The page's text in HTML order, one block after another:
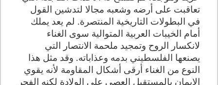
تعاقبت على أرضه وشعبه مجالا لتدشين القول
في البطولات التاريخية المنتصرة. لم يعد يملك
أمام الخيبات العربية المتوالية سوى الغناء
لانكسار الروح وتمجيد ملحمة الانتصار التي
يصنعها الفلسطيني بدمه وعذاباته. وقد مثل هذا
النوع من الغناء أرقى أشكال المقاومة لأنه يقوي
الإيمان بالمستقبل العصي على الولادة لكنه الفجر